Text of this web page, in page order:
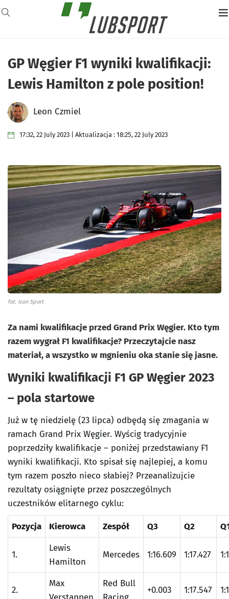
GP Węgier F1 wyniki kwalifikacji:
Lewis Hamilton z pole position!
Leon Czmiel
17:32, 22 July 2023 | Aktualizacja : 18:25, 22 July 2023
fot. Icon Sport
Za nami kwalifikacje przed Grand Prix Węgier. Kto tym
razem wygrał F1 kwalifikacje? Przeczytajcie nasz
materiał, a wszystko w mgnieniu oka stanie się jasne.
Wyniki kwalifikacji F1 GP Węgier 2023
– pola startowe
Już w tę niedzielę (23 lipca) odbędą się zmagania w
ramach Grand Prix Węgier. Wyścig tradycyjnie
poprzedziły kwalifikacje – poniżej przedstawiany F1
wyniki kwalifikacji. Kto spisał się najlepiej, a komu
tym razem poszło nieco słabiej? Przeanalizujcie
rezultaty osiągnięte przez poszczególnych
uczestników elitarnego cyklu:
Pozycja Kierowca Zespół Q3 Q2
1.
Lewis
Hamilton
Mercedes 1:16.609 1:17.427
2.
Max
Red Bull
+0.003 1:17.547